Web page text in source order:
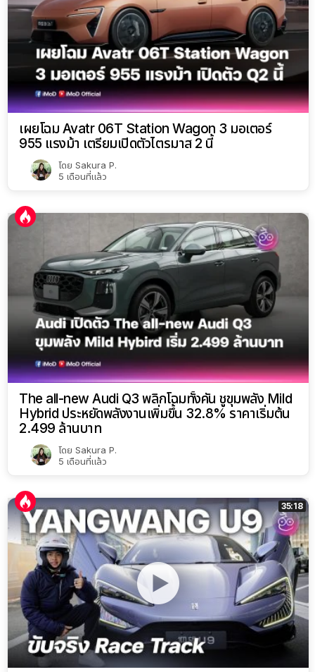
เผยโฉม Avatr 06T Station Wagon 3 มอเตอร์
955 แรงม้า เตรียมเปิดตัวไตรมาส 2 นี้
โดย Sakura P.
5 เดือนที่แล้ว
The all-new Audi Q3 พลิกโฉมทั้งคัน ชูขุมพลัง Mild
Hybrid ประหยัดพลังงานเพิ่มขึ้น 32.8% ราคาเริ่มต้น
2.499 ล้านบาท
โดย Sakura P.
5 เดือนที่แล้ว
35:18